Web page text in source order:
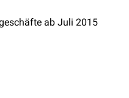
ab Juli 2015